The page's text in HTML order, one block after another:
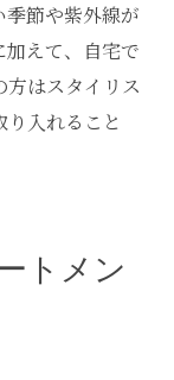
節や紫外線が
えて、自宅で
はスタイリス
り入れること
トメン